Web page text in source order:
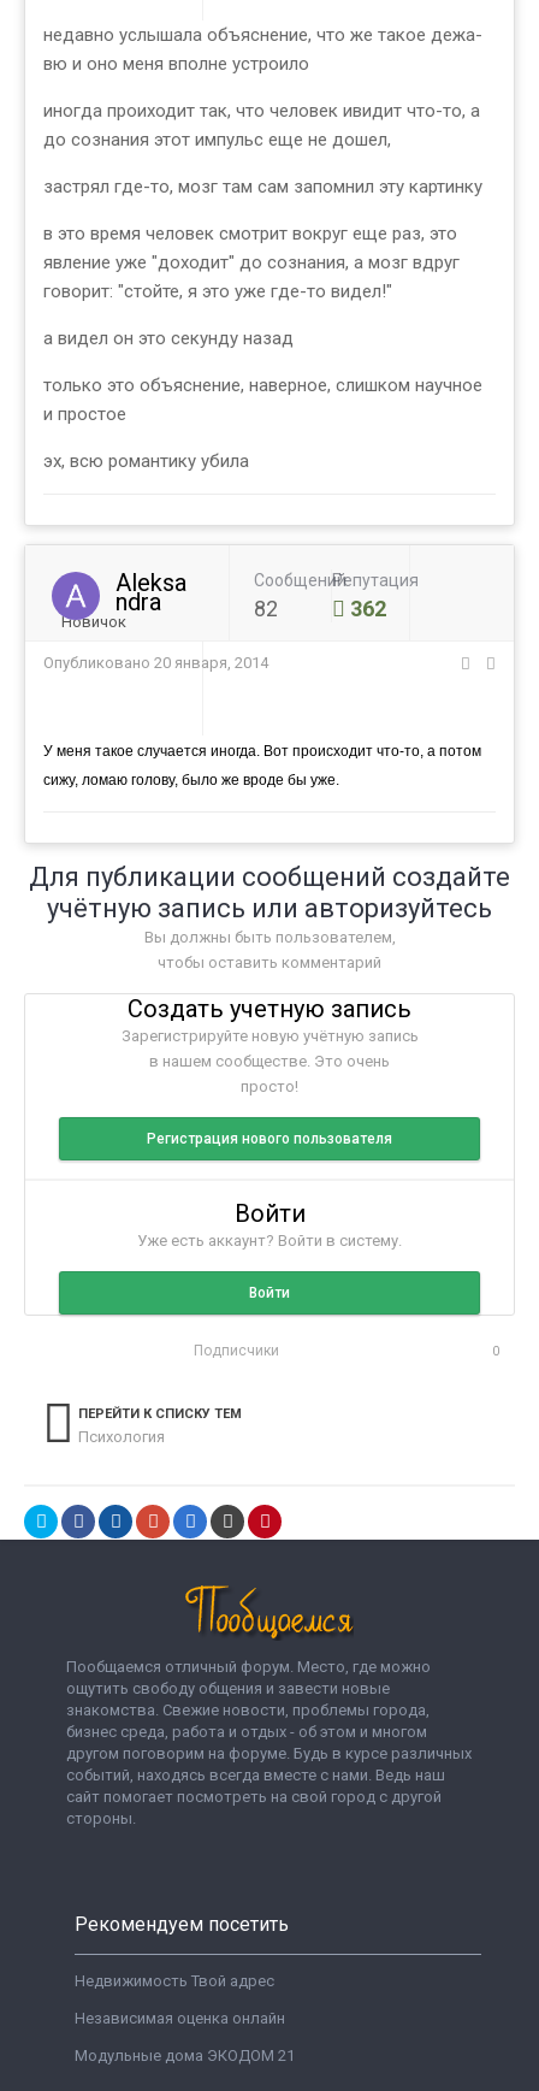
недавно услышала объяснение, что же такое дежа-
вю и оно меня вполне устроило
иногда проиходит так, что человек ивидит что-то, а
до сознания этот импульс еще не дошел,
застрял где-то, мозг там сам запомнил эту картинку
в это время человек смотрит вокруг еще раз, это
явление уже "доходит" до сознания, а мозг вдруг
говорит: "стойте, я это уже где-то видел!"
а видел он это секунду назад
только это объяснение, наверное, слишком научное
и простое
эх, всю романтику убила
Aleksa
ndra
Новичок
Сообщений
82
Репутация
362
Опубликовано 20 января, 2014
У меня такое случается иногда. Вот происходит что-то, а потом
сижу, ломаю голову, было же вроде бы уже.
Для публикации сообщений создайте
учётную запись или авторизуйтесь
Вы должны быть пользователем,
чтобы оставить комментарий
Создать учетную запись
Зарегистрируйте новую учётную запись
в нашем сообществе. Это очень
просто!
Регистрация нового пользователя
Войти
Уже есть аккаунт? Войти в систему.
Войти
Подписчики 0
ПЕРЕЙТИ К СПИСКУ ТЕМ
Психология
Пообщаемся отличный форум. Место, где можно
ощутить свободу общения и завести новые
знакомства. Свежие новости, проблемы города,
бизнес среда, работа и отдых - об этом и многом
другом поговорим на форуме. Будь в курсе различных
событий, находясь всегда вместе с нами. Ведь наш
сайт помогает посмотреть на свой город с другой
стороны.
Рекомендуем посетить
Недвижимость Твой адрес
Независимая оценка онлайн
Модульные дома ЭКОДОМ 21